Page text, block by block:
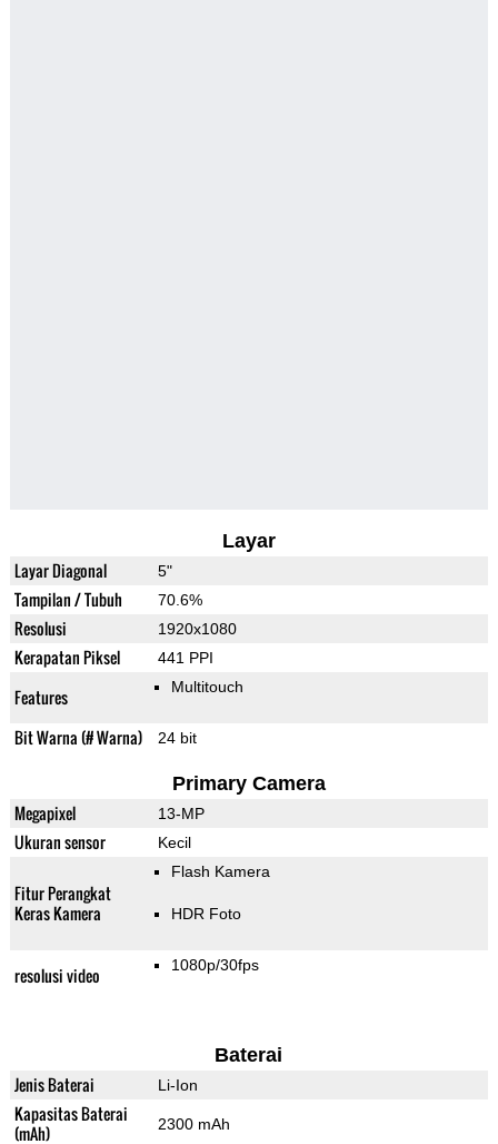
Layar
Layar Diagonal 5"
Tampilan / Tubuh 70.6%
Resolusi 1920x1080
Kerapatan Piksel 441 PPI
Features Multitouch
Bit Warna (# Warna) 24 bit
Primary Camera
Megapixel 13-MP
Ukuran sensor Kecil
Fitur Perangkat
Keras Kamera
Flash Kamera
HDR Foto
resolusi video 1080p/30fps
Baterai
Jenis Baterai Li-Ion
Kapasitas Baterai
(mAh)
2300 mAh